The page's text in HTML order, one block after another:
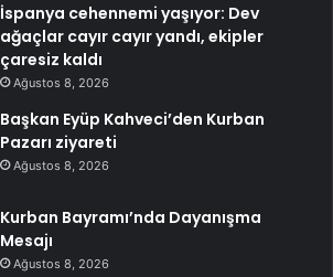
İspanya cehennemi yaşıyor: Dev
ağaçlar cayır cayır yandı, ekipler
çaresiz kaldı
Ağustos 8, 2026
Başkan Eyüp Kahveci’den Kurban
Pazarı ziyareti
Ağustos 8, 2026
Kurban Bayramı’nda Dayanışma
Mesajı
Ağustos 8, 2026